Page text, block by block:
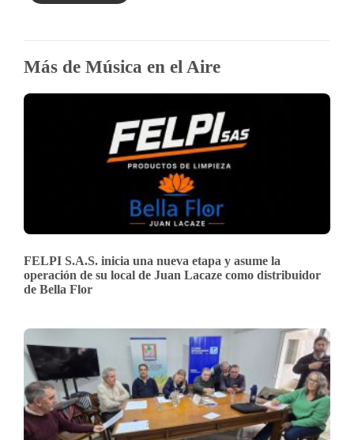
Más de Música en el Aire
FELPI S.A.S. inicia una nueva etapa y asume la
operación de su local de Juan Lacaze como distribuidor
de Bella Flor